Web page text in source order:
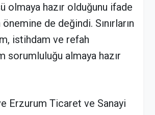
olmaya hazır olduğunu ifade
önemine de değindi. Sınırların
istihdam ve refah
sorumluluğu almaya hazır
Erzurum Ticaret ve Sanayi